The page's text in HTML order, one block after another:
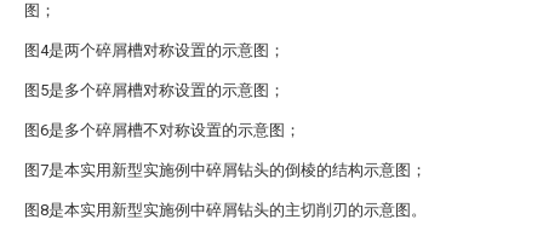
图；
图4是两个碎屑槽对称设置的示意图；
图5是多个碎屑槽对称设置的示意图；
图6是多个碎屑槽不对称设置的示意图；
图7是本实用新型实施例中碎屑钻头的倒棱的结构示意图；
图8是本实用新型实施例中碎屑钻头的主切削刃的示意图。